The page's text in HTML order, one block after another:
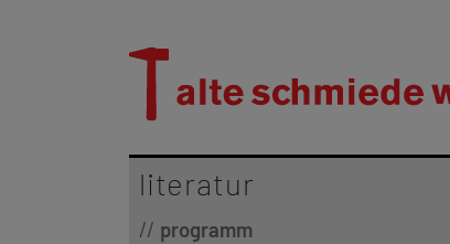
literatur
programm